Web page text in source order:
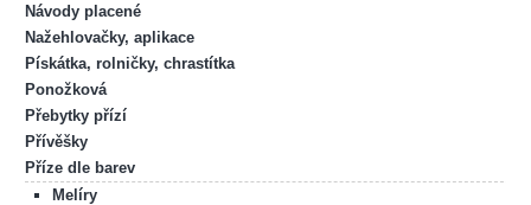
Návody placené
Nažehlovačky, aplikace
Pískátka, rolničky, chrastítka
Ponožková
Přebytky přízí
Přívěšky
Příze dle barev
Melíry